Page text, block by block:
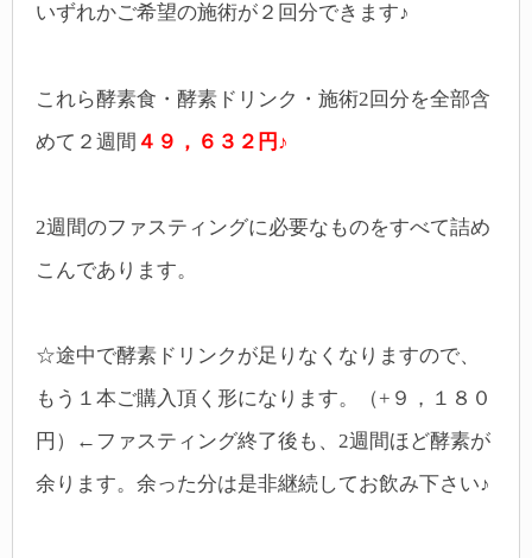
いずれかご希望の施術が２回分できます♪
これら酵素食・酵素ドリンク・施術2回分を全部含
めて２週間 ４９，６３２円 ♪
2週間のファスティングに必要なものをすべて詰め
こんであります。
☆途中で酵素ドリンクが足りなくなりますので、
もう１本ご購入頂く形になります。（+９，１８０
円）←ファスティング終了後も、2週間ほど酵素が
余ります。余った分は是非継続してお飲み下さい♪